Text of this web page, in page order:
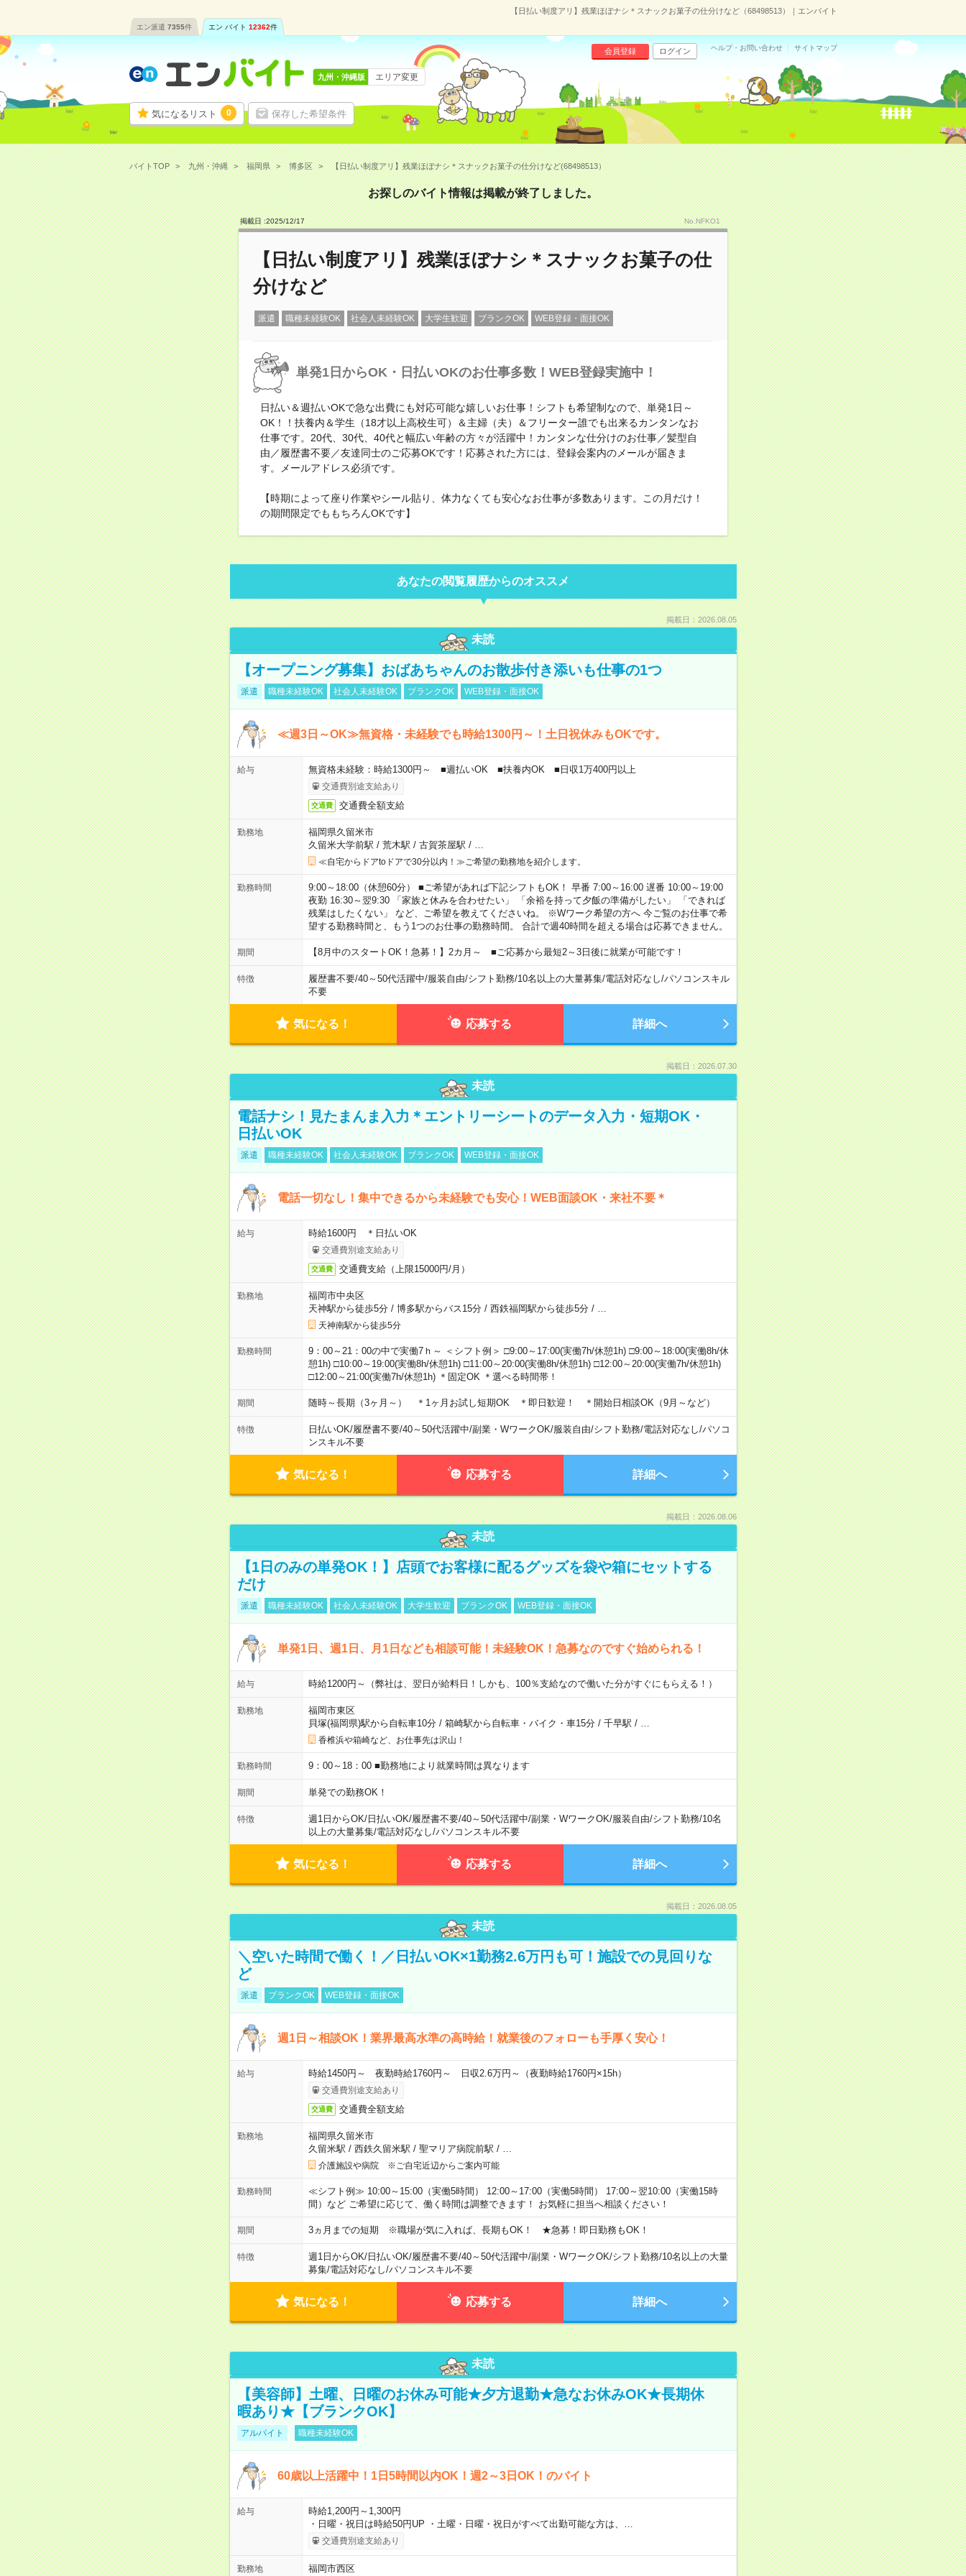
【日払い制度アリ】残業ほぼナシ＊スナックお菓子の仕分けなど（68498513）｜エンバイト
エン派遣 7355件 エン バイト 12362件
気になるリスト 0 保存した希望条件
会員登録 ログイン ヘルプ・お問い合わせ サイトマップ
九州・沖縄版 エリア変更
バイトTOP 九州・沖縄 福岡県 博多区 【日払い制度アリ】残業ほぼナシ＊スナックお菓子の仕分けなど(68498513）
お探しのバイト情報は掲載が終了しました。
掲載日 :2025/12/17 No.NFKO1
【日払い制度アリ】残業ほぼナシ＊スナックお菓子の仕
分けなど
派遣 職種未経験OK 社会人未経験OK 大学生歓迎 ブランクOK WEB登録・面接OK
単発1日からOK・日払いOKのお仕事多数！WEB登録実施中！
日払い＆週払いOKで急な出費にも対応可能な嬉しいお仕事！シフトも希望制なので、単発1日～
OK！！扶養内＆学生（18才以上高校生可）＆主婦（夫）＆フリーター誰でも出来るカンタンなお
仕事です。20代、30代、40代と幅広い年齢の方々が活躍中！カンタンな仕分けのお仕事／髪型自
由／履歴書不要／友達同士のご応募OKです！応募された方には、登録会案内のメールが届きま
す。メールアドレス必須です。
【時期によって座り作業やシール貼り、体力なくても安心なお仕事が多数あります。この月だけ！
の期間限定でももちろんOKです】
あなたの閲覧履歴からのオススメ
掲載日：2026.08.05
未読
【オープニング募集】おばあちゃんのお散歩付き添いも仕事の1つ
派遣 職種未経験OK 社会人未経験OK ブランクOK WEB登録・面接OK
≪週3日～OK≫無資格・未経験でも時給1300円～！土日祝休みもOKです。
給与 無資格未経験：時給1300円～ ■週払いOK ■扶養内OK ■日収1万400円以上
交通費別途支給あり
交通費 交通費全額支給
勤務地
福岡県久留米市
久留米大学前駅 / 荒木駅 / 古賀茶屋駅 /
≪自宅からドアtoドアで30分以内！≫ご希望の勤務地を紹介します。
勤務時間
9:00～18:00（休憩60分） ■ご希望があれば下記シフトもOK！ 早番 7:00～16:00 遅番 10:00～19:00
夜勤 16:30～翌9:30 「家族と休みを合わせたい」 「余裕を持って夕飯の準備がしたい」 「できれば
残業はしたくない」 など、ご希望を教えてくださいね。 ※Wワーク希望の方へ 今ご覧のお仕事で希
望する勤務時間と、もう1つのお仕事の勤務時間。 合計で週40時間を超える場合は応募できません。
期間 【8月中のスタートOK！急募！】2カ月～ ■ご応募から最短2～3日後に就業が可能です！
特徴 履歴書不要/40～50代活躍中/服装自由/シフト勤務/10名以上の大量募集/電話対応なし/パソコンスキル
不要
気になる！ 応募する 詳細へ
掲載日：2026.07.30
未読
電話ナシ！見たまんま入力＊エントリーシートのデータ入力・短期OK・
日払いOK
派遣 職種未経験OK 社会人未経験OK ブランクOK WEB登録・面接OK
電話一切なし！集中できるから未経験でも安心！WEB面談OK・来社不要＊
給与 時給1600円 ＊日払いOK
交通費別途支給あり
交通費 交通費支給（上限15000円/月）
勤務地
福岡市中央区
天神駅から徒歩5分/ 博多駅からバス15分/ 西鉄福岡駅から徒歩5分/
天神南駅から徒歩5分
勤務時間
9：00～21：00の中で実働7ｈ～ ＜シフト例＞ □9:00～17:00(実働7h/休憩1h) □9:00～18:00(実働8h/休
憩1h) □10:00～19:00(実働8h/休憩1h) □11:00～20:00(実働8h/休憩1h) □12:00～20:00(実働7h/休憩1h)
□12:00～21:00(実働7h/休憩1h) ＊固定OK ＊選べる時間帯！
期間 随時～長期（3ヶ月～） ＊1ヶ月お試し短期OK ＊即日歓迎！ ＊開始日相談OK（9月～など）
特徴 日払いOK/履歴書不要/40～50代活躍中/副業・WワークOK/服装自由/シフト勤務/電話対応なし/パソコ
ンスキル不要
気になる！ 応募する 詳細へ
掲載日：2026.08.06
未読
【1日のみの単発OK！】店頭でお客様に配るグッズを袋や箱にセットする
だけ
派遣 職種未経験OK 社会人未経験OK 大学生歓迎 ブランクOK WEB登録・面接OK
単発1日、週1日、月1日なども相談可能！未経験OK！急募なのですぐ始められる！
給与 時給1200円～（弊社は、翌日が給料日！しかも、100％支給なので働いた分がすぐにもらえる！）
勤務地
福岡市東区
貝塚(福岡県)駅から自転車10分/ 箱崎駅から自転車・バイク・車15分/ 千早駅 /
香椎浜や箱崎など、お仕事先は沢山！
勤務時間 9：00～18：00 ■勤務地により就業時間は異なります
期間 単発での勤務OK！
特徴 週1日からOK/日払いOK/履歴書不要/40～50代活躍中/副業・WワークOK/服装自由/シフト勤務/10名
以上の大量募集/電話対応なし/パソコンスキル不要
気になる！ 応募する 詳細へ
掲載日：2026.08.05
未読
＼空いた時間で働く！／日払いOK×1勤務2.6万円も可！施設での見回りな
ど
派遣 ブランクOK WEB登録・面接OK
週1日～相談OK！業界最高水準の高時給！就業後のフォローも手厚く安心！
給与 時給1450円～ 夜勤時給1760円～ 日収2.6万円～（夜勤時給1760円×15h）
交通費別途支給あり
交通費 交通費全額支給
勤務地
福岡県久留米市
久留米駅 / 西鉄久留米駅 / 聖マリア病院前駅 /
介護施設や病院 ※ご自宅近辺からご案内可能
勤務時間
≪シフト例≫ 10:00～15:00（実働5時間） 12:00～17:00（実働5時間） 17:00～翌10:00（実働15時
間）など ご希望に応じて、働く時間は調整できます！ お気軽に担当へ相談ください！
期間 3ヵ月までの短期 ※職場が気に入れば、長期もOK！ ★急募！即日勤務もOK！
特徴 週1日からOK/日払いOK/履歴書不要/40～50代活躍中/副業・WワークOK/シフト勤務/10名以上の大量
募集/電話対応なし/パソコンスキル不要
気になる！ 応募する 詳細へ
未読
【美容師】土曜、日曜のお休み可能★夕方退勤★急なお休みOK★長期休
暇あり★【ブランクOK】
アルバイト 職種未経験OK
60歳以上活躍中！1日5時間以内OK！週2～3日OK！のバイト
給与
時給1,200円～1,300円
・日曜・祝日は時給50円UP ・土曜・日曜・祝日がすべて出勤可能な方は、…
交通費別途支給あり
勤務地
福岡市西区